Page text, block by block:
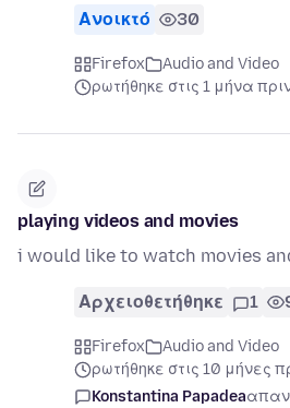
Ανοικτό 30
Firefox
Audio and Video
ρωτήθηκε στις 1 μήνα
playing videos and movies
i would like to watch movies
Αρχειοθετήθηκε 1
Firefox
Audio and Video
ρωτήθηκε στις 10 μήνες
Konstantina Papadea